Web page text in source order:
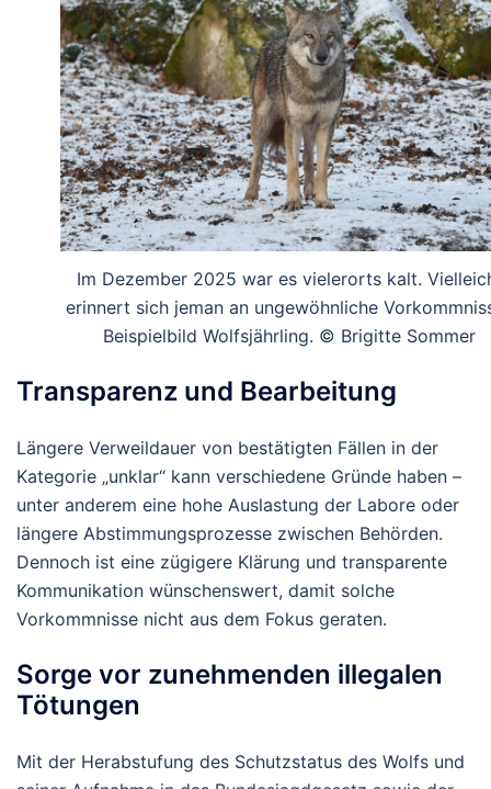
Im Dezember 2025 war es vielerorts kalt.
erinnert sich jeman an ungewöhnliche
Beispielbild Wolfsjährling. © Brigitte Sommer
Transparenz und Bearbeitung
Längere Verweildauer von bestätigten Fällen in der
Kategorie „unklar“ kann verschiedene Gründe haben –
unter anderem eine hohe Auslastung der Labore oder
längere Abstimmungsprozesse zwischen Behörden.
Dennoch ist eine zügigere Klärung und transparente
Kommunikation wünschenswert, damit solche
Vorkommnisse nicht aus dem Fokus geraten.
Sorge vor zunehmenden illegalen
Tötungen
Mit der Herabstufung des Schutzstatus des Wolfs und